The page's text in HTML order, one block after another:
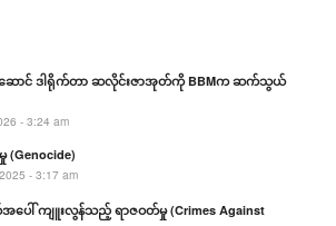
ဆောင် ဒါရိုက်တာ ဆလိုင်းဇာအုတ်ကို BBMက ဆက်သွယ်
- 3:24 am
(Genocide)
- 3:17 am
ပေါ် ကျူးလွန်သည့် ရာဇဝတ်မှု (Crimes Against